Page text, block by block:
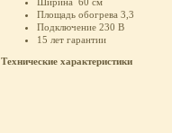
Площадь обогрева 3,3
Подключение 230 В
15 лет гарантии
Технические характеристики